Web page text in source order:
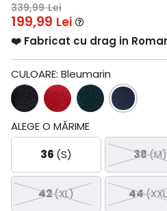
339,99 Lei
199,99 Lei
❤️ Fabricat cu drag in
CULOARE: Bleumarin
ALEGE O MĂRIME
36 (S) 38(M)
42(XL) 44